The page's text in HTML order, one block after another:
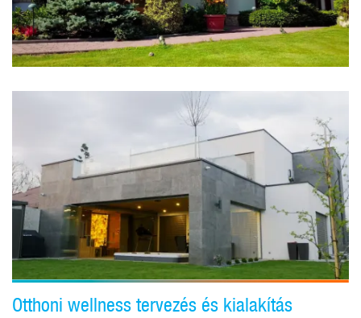
Otthoni wellness tervezés és kialakítás